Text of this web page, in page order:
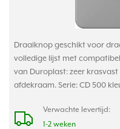
Draaiknop geschikt voor
volledige lijst met
van Duroplast: zeer
afdekraam. Serie: CD 500
Verwachte levertijd:
1-2 weken